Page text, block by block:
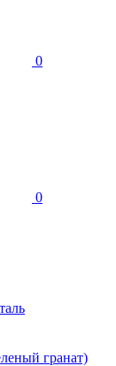
гранат)
0
0